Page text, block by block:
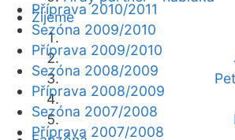
Žijeme
Příprava 2010/2011
Sezóna 2009/2010
Příprava 2009/2010
Sezóna 2008/2009
Příprava 2008/2009
Sezóna 2007/2008
Příprava 2007/2008